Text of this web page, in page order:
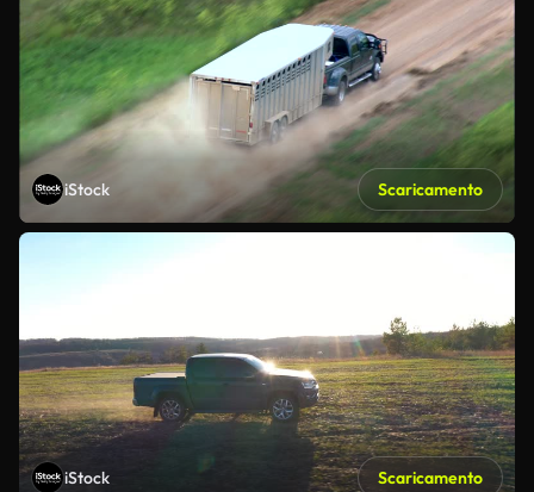
iStock Scaricamento
iStock Scaricamento